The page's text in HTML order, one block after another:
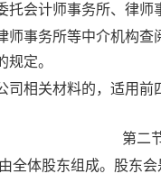
托会计师事务所、律师
师事务所等中介机构
定。
司相关材料的，适用前
第二
全体股东组成。股东